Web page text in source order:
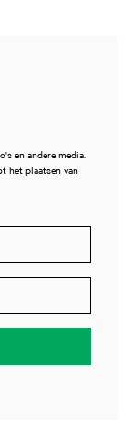
en andere media.
het plaatsen van